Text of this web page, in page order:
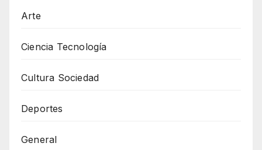
Arte
Ciencia Tecnología
Cultura Sociedad
Deportes
General